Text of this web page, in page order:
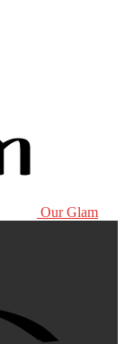
Our Glam